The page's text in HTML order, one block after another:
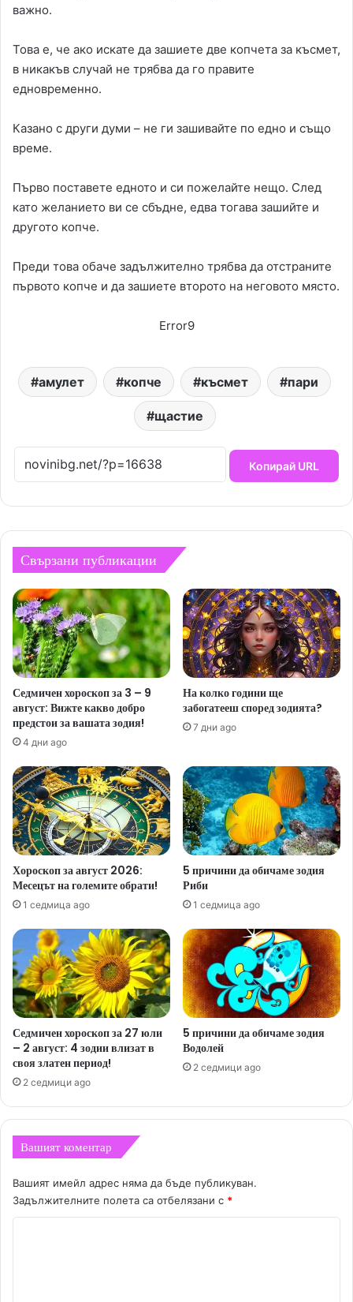
важно.
Това е, че ако искате да зашиете две копчета за късмет,
в никакъв случай не трябва да го правите
едновременно.
Казано с други думи – не ги зашивайте по едно и също
време.
Първо поставете едното и си пожелайте нещо. След
като желанието ви се сбъдне, едва тогава зашийте и
другото копче.
Преди това обаче задължително трябва да отстраните
първото копче и да зашиете второто на неговото място.
Error9
амулет копче късмет пари
щастие
Копирай URL
Свързани публикации
Седмичен хороскоп за 3 – 9
август: Вижте какво добро
предстои за вашата зодия!
4 дни ago
На колко години ще
забогатееш според зодията?
7 дни ago
Хороскоп за август 2026:
Месецът на големите обрати!
1 седмица ago
5 причини да обичаме зодия
Риби
1 седмица ago
Седмичен хороскоп за 27 юли
– 2 август: 4 зодии влизат в
своя златен период!
2 седмици ago
5 причини да обичаме зодия
Водолей
2 седмици ago
Вашият коментар
Вашият имейл адрес няма да бъде публикуван.
Задължителните полета са отбелязани с *